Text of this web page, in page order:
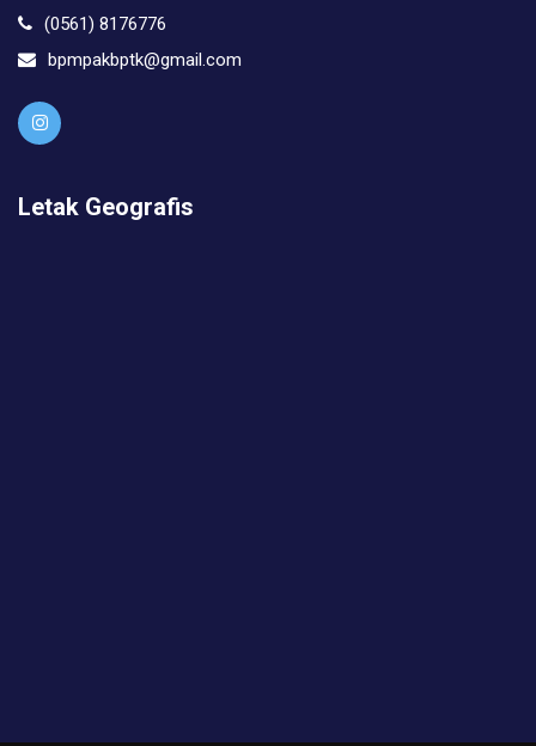
(0561) 8176776
bpmpakbptk@gmail.com
Letak Geografis